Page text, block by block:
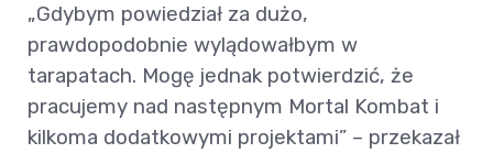
„Gdybym powiedział za dużo,
prawdopodobnie wylądowałbym w
tarapatach. Mogę jednak potwierdzić, że
pracujemy nad następnym Mortal Kombat i
kilkoma dodatkowymi projektami” – przekazał